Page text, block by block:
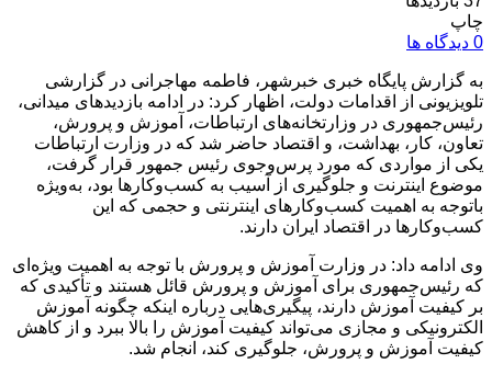
چاپ
0 دیدگاه ها
به گزارش پایگاه خبری خبرشهر، فاطمه مهاجرانی در گزارشی
تلویزیونی از اقدامات دولت، اظهار کرد: در ادامه بازدیدهای میدانی،
رئیس‌جمهوری در وزارتخانه‌های ارتباطات، آموزش و پرورش،
تعاون، کار، بهداشت، و اقتصاد حاضر شد که در وزارت ارتباطات
یکی از مواردی که مورد پرس‌وجوی رئیس جمهور قرار گرفت،
موضوع اینترنت و جلوگیری از آسیب به کسب‌وکارها بود، به‌ویژه
باتوجه به اهمیت کسب‌وکارهای اینترنتی و حجمی که این
کسب‌وکارها در اقتصاد ایران دارند.
وی ادامه داد: در وزارت آموزش و پرورش با توجه به اهمیت ویژه‌ای
که رئیس‌جمهوری برای آموزش و پرورش قائل هستند و تأکیدی که
بر کیفیت آموزش دارند، پیگیری‌هایی درباره اینکه چگونه آموزش
الکترونیکی و مجازی می‌تواند کیفیت آموزش را بالا ببرد و از کاهش
کیفیت آموزش و پرورش، جلوگیری کند، انجام شد.